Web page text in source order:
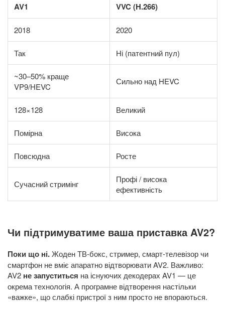
AV1 VVC (H.266)
2018 2020
Так Ні (патентний пул)
~30–50% краще
VP9/HEVC
Сильно над HEVC
128×128 Великий
Помірна Висока
Повсюдна Росте
Сучасний стримінг
Профі / висока
ефективність
Чи підтримуватиме ваша приставка AV2?
Поки що ні.Жоден ТВ-бокс, стример, смарт-телевізор чи
смартфон не вміє апаратно відтворювати AV2. Важливо:
AV2 не запуститься на існуючих декодерах AV1 — це
окрема технологія. А програмне відтворення настільки
«важке», що слабкі пристрої з ним просто не впораються.